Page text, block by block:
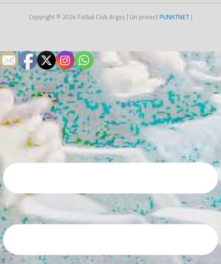
Copyright © 2024 Fotbal Club Argeș | Un proiect PUNKTNET |